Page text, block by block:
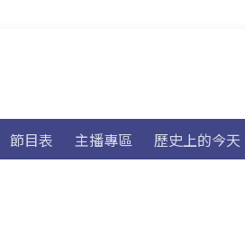
節目表 主播專區 歷史上的今天